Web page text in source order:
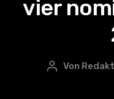
vier
Von